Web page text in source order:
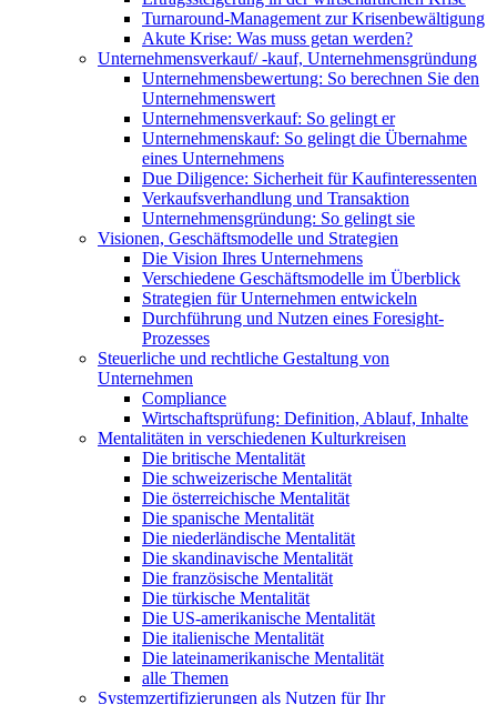
Turnaround-Management zur Krisenbewältigung
Akute Krise: Was muss getan werden?
Unternehmensverkauf/ -kauf, Unternehmensgründung
Unternehmensbewertung: So berechnen Sie den
Unternehmenswert
Unternehmensverkauf: So gelingt er
Unternehmenskauf: So gelingt die Übernahme
eines Unternehmens
Due Diligence: Sicherheit für Kaufinteressenten
Verkaufsverhandlung und Transaktion
Unternehmensgründung: So gelingt sie
Visionen, Geschäftsmodelle und Strategien
Die Vision Ihres Unternehmens
Verschiedene Geschäftsmodelle im Überblick
Strategien für Unternehmen entwickeln
Durchführung und Nutzen eines Foresight-
Prozesses
Steuerliche und rechtliche Gestaltung von
Unternehmen
Compliance
Wirtschaftsprüfung: Definition, Ablauf, Inhalte
Mentalitäten in verschiedenen Kulturkreisen
Die britische Mentalität
Die schweizerische Mentalität
Die österreichische Mentalität
Die spanische Mentalität
Die niederländische Mentalität
Die skandinavische Mentalität
Die französische Mentalität
Die türkische Mentalität
Die US-amerikanische Mentalität
Die italienische Mentalität
Die lateinamerikanische Mentalität
alle Themen
Systemzertifizierungen als Nutzen für Ihr